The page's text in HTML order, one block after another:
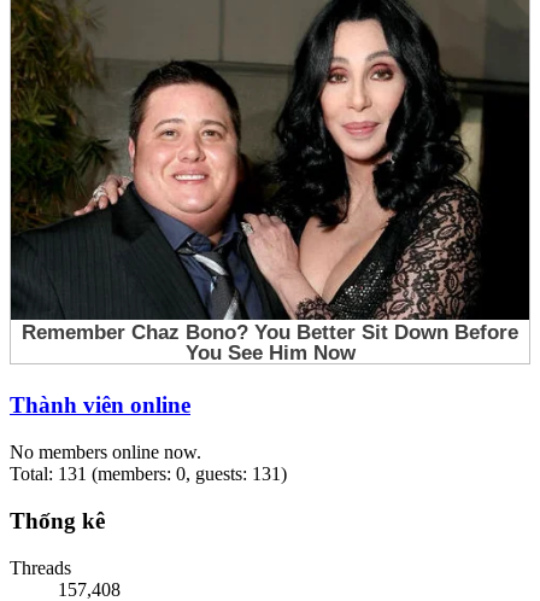
Thành viên online
No members online now.
Total: 131 (members: 0, guests: 131)
Thống kê
Threads
157,408